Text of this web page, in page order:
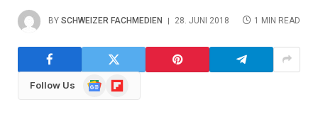
BY SCHWEIZER FACHMEDIEN 28. JUNI 2018 1 MIN READ
Follow Us
GoogleFlipboard